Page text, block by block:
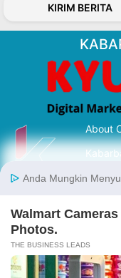
KIRIM BERITA
About
serta